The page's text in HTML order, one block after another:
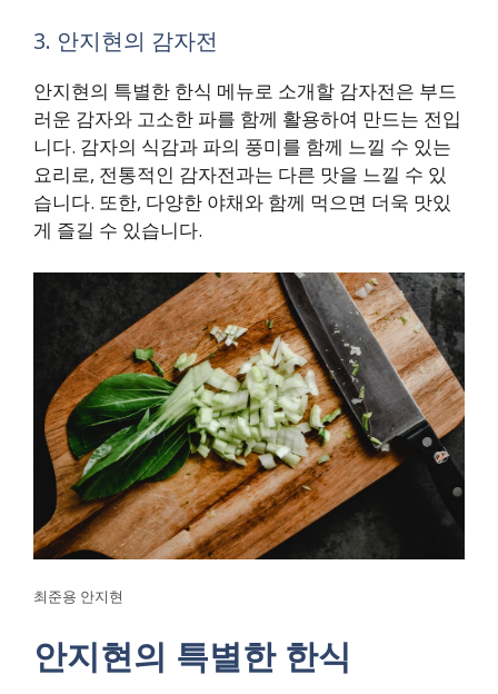
3. 안지현의 감자전
안지현의 특별한 한식 메뉴로 소개할 감자전은 부드
러운 감자와 고소한 파를 함께 활용하여 만드는 전입
니다. 감자의 식감과 파의 풍미를 함께 느낄 수 있는
요리로, 전통적인 감자전과는 다른 맛을 느낄 수 있
습니다. 또한, 다양한 야채와 함께 먹으면 더욱 맛있
게 즐길 수 있습니다.
최준용 안지현
안지현의 특별한 한식